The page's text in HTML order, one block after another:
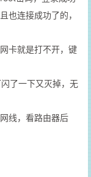
也连接成功了的，
卡就是打不开，键
了一下又灭掉，无
线，看路由器后